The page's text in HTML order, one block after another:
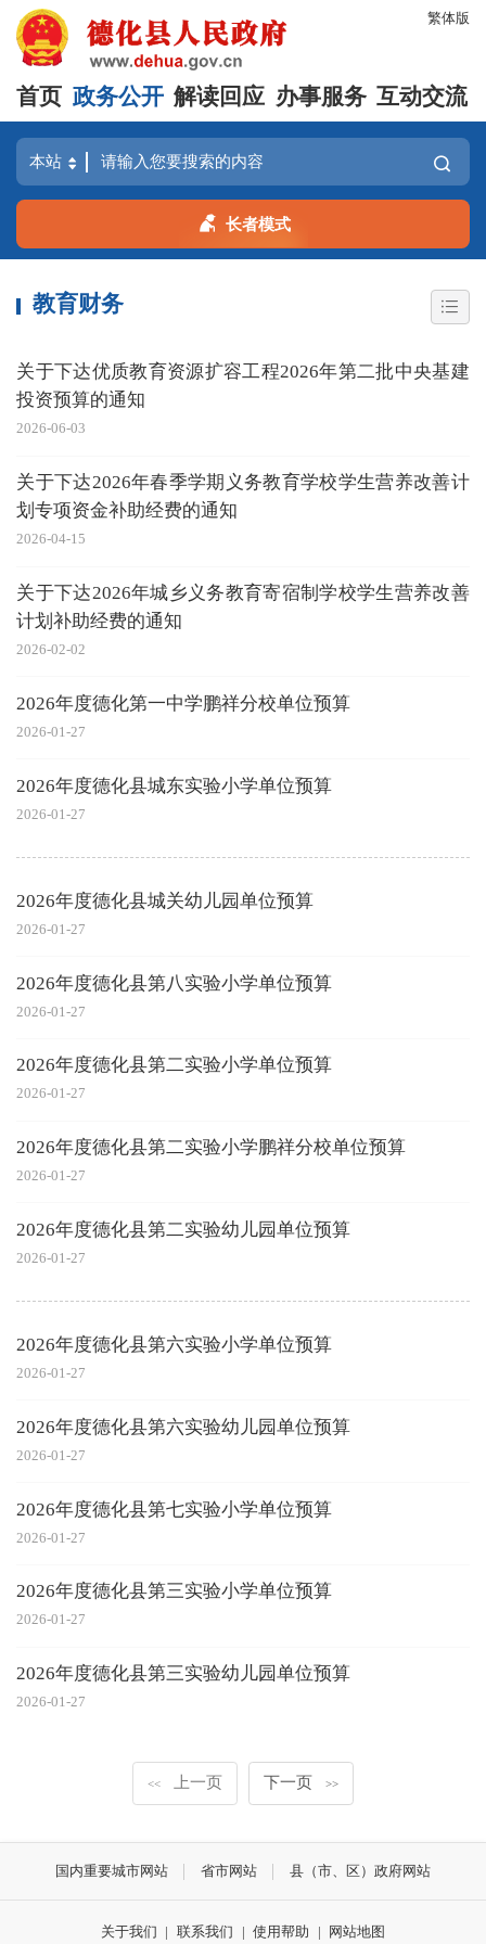
繁体版
首页 政务公开 解读回应 办事服务 互动交流
长者模式
教育财务
关于下达优质教育资源扩容工程2026年第二批中央基建
投资预算的通知
2026-06-03
关于下达2026年春季学期义务教育学校学生营养改善计
划专项资金补助经费的通知
2026-04-15
关于下达2026年城乡义务教育寄宿制学校学生营养改善
计划补助经费的通知
2026-02-02
2026年度德化第一中学鹏祥分校单位预算
2026-01-27
2026年度德化县城东实验小学单位预算
2026-01-27
2026年度德化县城关幼儿园单位预算
2026-01-27
2026年度德化县第八实验小学单位预算
2026-01-27
2026年度德化县第二实验小学单位预算
2026-01-27
2026年度德化县第二实验小学鹏祥分校单位预算
2026-01-27
2026年度德化县第二实验幼儿园单位预算
2026-01-27
2026年度德化县第六实验小学单位预算
2026-01-27
2026年度德化县第六实验幼儿园单位预算
2026-01-27
2026年度德化县第七实验小学单位预算
2026-01-27
2026年度德化县第三实验小学单位预算
2026-01-27
2026年度德化县第三实验幼儿园单位预算
2026-01-27
<< 上一页 下一页 >>
国内重要城市网站 省市网站 县（市、区）政府网站
关于我们 | 联系我们 | 使用帮助 | 网站地图